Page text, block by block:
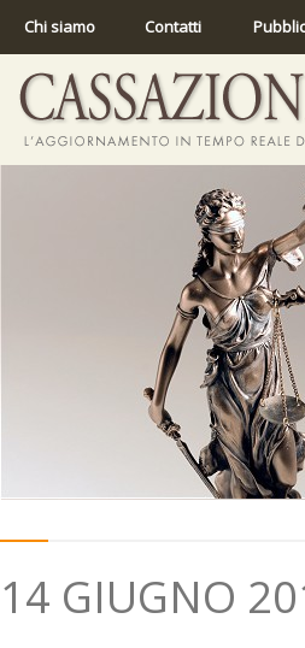
Chi siamo Contatti
14 GIUGNO